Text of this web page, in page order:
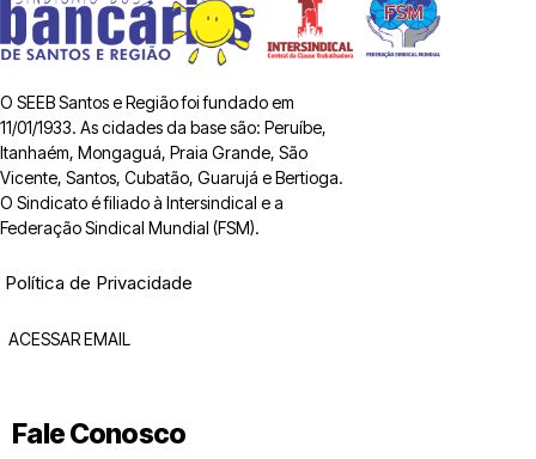
O SEEB Santos e Região foi fundado em
11/01/1933. As cidades da base são: Peruíbe,
Itanhaém, Mongaguá, Praia Grande, São
Vicente, Santos, Cubatão, Guarujá e Bertioga.
O Sindicato é filiado à Intersindical e a
Federação Sindical Mundial (FSM).
Política de Privacidade
ACESSAR EMAIL
Fale Conosco